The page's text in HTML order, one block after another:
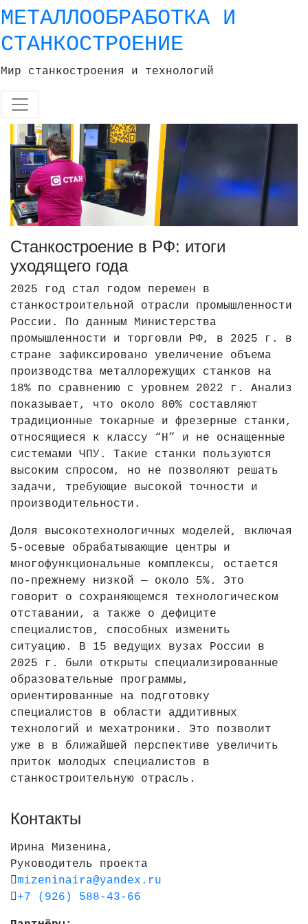
Skip
to
content
МЕТАЛЛООБРАБОТКА И
СТАНКОСТРОЕНИЕ
Мир станкостроения и технологий
Станкостроение в РФ: итоги
уходящего года
2025 год стал годом перемен в
станкостроительной отрасли промышленности
России. По данным Министерства
промышленности и торговли РФ, в 2025 г. в
стране зафиксировано увеличение объема
производства металлорежущих станков на
18% по сравнению с уровнем 2022 г. Анализ
показывает, что около 80% составляют
традиционные токарные и фрезерные станки,
относящиеся к классу “H” и не оснащенные
системами ЧПУ. Такие станки пользуются
высоким спросом, но не позволяют решать
задачи, требующие высокой точности и
производительности.
Доля высокотехнологичных моделей, включая
5-осевые обрабатывающие центры и
многофункциональные комплексы, остается
по-прежнему низкой — около 5%. Это
говорит о сохраняющемся технологическом
отставании, а также о дефиците
специалистов, способных изменить
ситуацию. В 15 ведущих вузах России в
2025 г. были открыты специализированные
образовательные программы,
ориентированные на подготовку
специалистов в области аддитивных
технологий и мехатроники. Это позволит
уже в в ближайшей перспективе увеличить
приток молодых специалистов в
станкостроительную отрасль.
Контакты
Ирина Мизенина,
Руководитель проекта
mizeninaira@yandex.ru
+7 (926) 588-43-66